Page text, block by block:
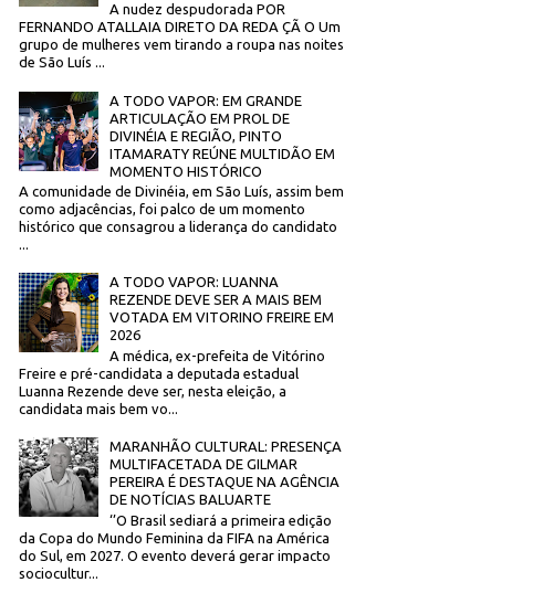
A nudez despudorada POR
FERNANDO ATALLAIA DIRETO DA REDA ÇÃ O Um
grupo de mulheres vem tirando a roupa nas noites
de São Luís ...
A TODO VAPOR: EM GRANDE
ARTICULAÇÃO EM PROL DE
DIVINÉIA E REGIÃO, PINTO
ITAMARATY REÚNE MULTIDÃO EM
MOMENTO HISTÓRICO
A comunidade de Divinéia, em São Luís, assim bem
como adjacências, foi palco de um momento
histórico que consagrou a liderança do candidato
...
A TODO VAPOR: LUANNA
REZENDE DEVE SER A MAIS BEM
VOTADA EM VITORINO FREIRE EM
2026
A médica, ex-prefeita de Vitórino
Freire e pré-candidata a deputada estadual
Luanna Rezende deve ser, nesta eleição, a
candidata mais bem vo...
MARANHÃO CULTURAL: PRESENÇA
MULTIFACETADA DE GILMAR
PEREIRA É DESTAQUE NA AGÊNCIA
DE NOTÍCIAS BALUARTE
‘’O Brasil sediará a primeira edição
da Copa do Mundo Feminina da FIFA na América
do Sul, em 2027. O evento deverá gerar impacto
sociocultur...